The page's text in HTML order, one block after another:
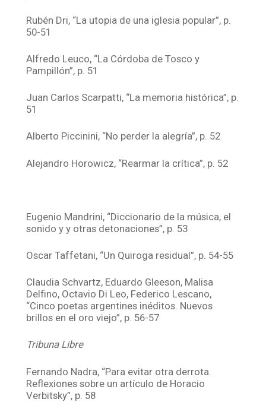
Rubén Dri, “La utopia de una iglesia popular”, p.
50-51
Alfredo Leuco, “La Córdoba de Tosco y
Pampillón”, p. 51
Juan Carlos Scarpatti, “La memoria histórica”, p.
51
Alberto Piccinini, “No perder la alegría”, p. 52
Alejandro Horowicz, “Rearmar la crítica”, p. 52
Eugenio Mandrini, “Diccionario de la música, el
sonido y y otras detonaciones”, p. 53
Oscar Taffetani, “Un Quiroga residual”, p. 54-55
Claudia Schvartz, Eduardo Gleeson, Malisa
Delfino, Octavio Di Leo, Federico Lescano,
“Cinco poetas argentines inéditos. Nuevos
brillos en el oro viejo”, p. 56-57
Tribuna Libre
Fernando Nadra, “Para evitar otra derrota.
Reflexiones sobre un artículo de Horacio
Verbitsky”, p. 58